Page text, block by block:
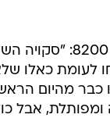
גילי רענן מסקויה ניסה
לעומת כאלו
כבר מהיום
אבל